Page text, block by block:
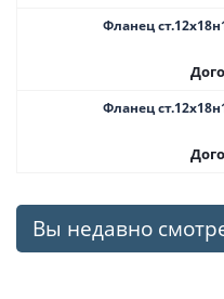
Фланец
Фланец
Вы недавно